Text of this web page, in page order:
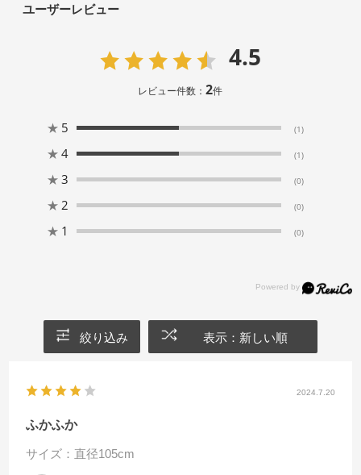
ユーザーレビュー
4.5
レビュー件数：2件
★ 5 (1)
★ 4 (1)
★ 3 (0)
★ 2 (0)
★ 1 (0)
絞り込み 表示：新しい順
2024.7.20
ふかふか
サイズ：直径105cm